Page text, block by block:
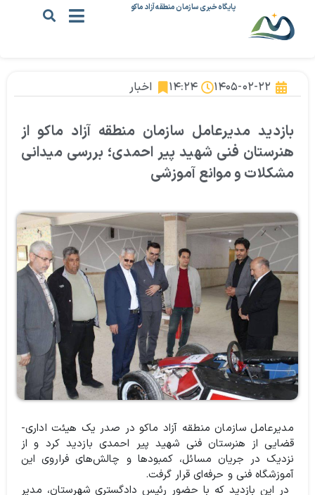
پایگاه خبری سازمان منطقه آزاد ماکو
۱۴۰۵-۰۲-۲۲ ۱۴:۲۴ اخبار
بازدید مدیرعامل سازمان منطقه آزاد ماکو از
هنرستان فنی شهید پیر احمدی؛ بررسی میدانی
مشکلات و موانع آموزشی
مدیرعامل سازمان منطقه آزاد ماکو در صدر یک هیئت اداری-
قضایی از هنرستان فنی شهید پیر احمدی بازدید کرد و از
نزدیک در جریان مسائل، کمبودها و چالش‌های فراروی این
آموزشگاه فنی و حرفه‌ای قرار گرفت.
️ در این بازدید که با حضور رئیس دادگستری شهرستان، مدیر